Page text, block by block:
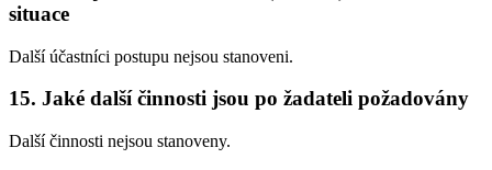
situace
Další účastníci postupu nejsou stanoveni.
15. Jaké další činnosti jsou po žadateli požadovány
Další činnosti nejsou stanoveny.